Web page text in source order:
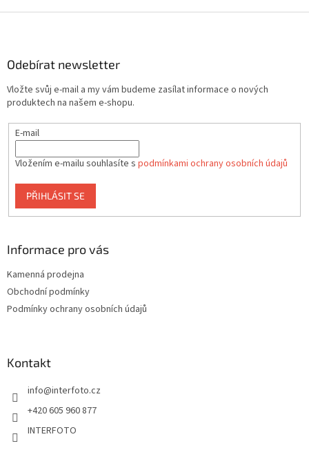
Odebírat newsletter
Vložte svůj e-mail a my vám budeme zasílat informace o nových
produktech na našem e-shopu.
E-mail
Vložením e-mailu souhlasíte s podmínkami ochrany osobních údajů
PŘIHLÁSIT SE
Informace pro vás
Kamenná prodejna
Obchodní podmínky
Podmínky ochrany osobních údajů
Kontakt
info@interfoto.cz
+420 605 960 877
INTERFOTO